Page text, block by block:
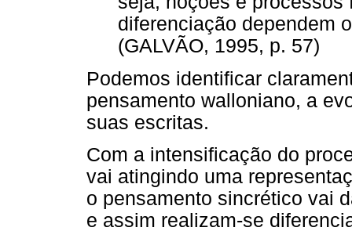
diferenciação dependem
(GALVÃO, 1995, p. 57)
Podemos identificar
pensamento walloniano, a
suas escritas.
Com a intensificação do
vai atingindo uma
o pensamento sincrético vai
e assim realizam-se